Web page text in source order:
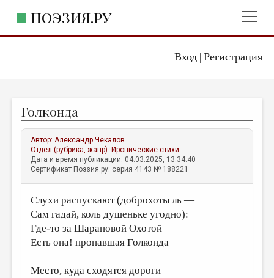
Вход| Регистрация
ПОЭЗИЯ.РУ
ЖАНРЫ
АВТОРЫ
КОММЕНТАРИИ
ЛИТСАЛОН
НОВОСТИ
ПРАВИЛА САЙТА
ИЗБРАННОЕ
Голконда
Автор:Александр Чекалов
Отдел (рубрика, жанр): Иронические стихи
Дата и время публикации: 04.03.2025, 13:34:40
Сертификат Поэзия.ру: серия 4143 № 188221
Слухи распускают (доброхоты ль —
Сам гадай, коль душеньке угодно):
Где-то за Шараповой Охотой
Есть она! пропавшая Голконда
Место, куда сходятся дороги